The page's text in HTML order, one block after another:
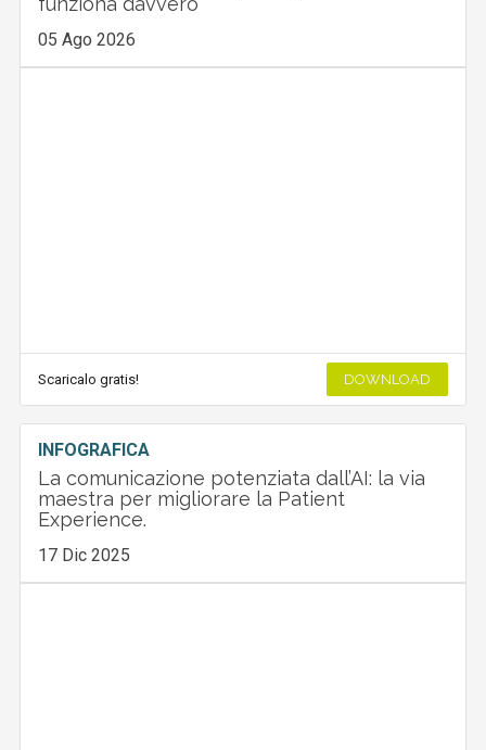
05 Ago 2026
Scaricalo gratis! DOWNLOAD
INFOGRAFICA
La comunicazione potenziata dall’AI: la via
maestra per migliorare la Patient
Experience.
17 Dic 2025